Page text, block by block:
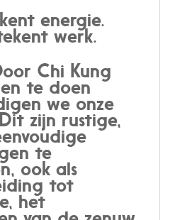
energie.
werk.
Chi Kung
te doen
we onze
zijn rustige,
te
ook als
tot
het